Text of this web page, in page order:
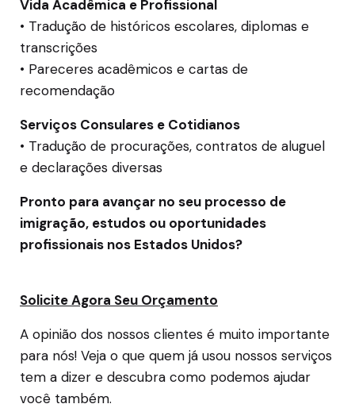
Vida Acadêmica e Profissional
• Tradução de históricos escolares, diplomas e
transcrições
• Pareceres acadêmicos e cartas de
recomendação
Serviços Consulares e Cotidianos
• Tradução de procurações, contratos de aluguel
e declarações diversas
Pronto para avançar no seu processo de
imigração, estudos ou oportunidades
profissionais nos Estados Unidos?
Solicite Agora Seu Orçamento
A opinião dos nossos clientes é muito importante
para nós! Veja o que quem já usou nossos serviços
tem a dizer e descubra como podemos ajudar
você também.